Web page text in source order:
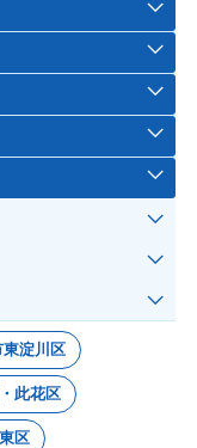
淀川区
此花区
区